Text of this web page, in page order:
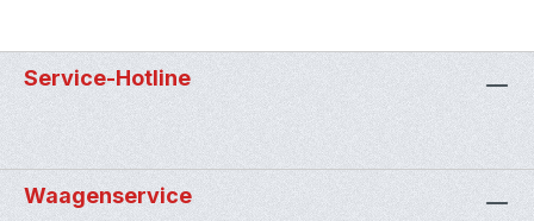
Service-Hotline
Waagenservice